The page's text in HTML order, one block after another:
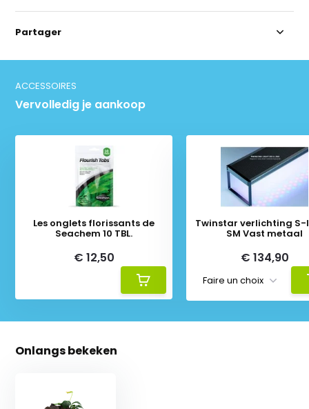
Partager
ACCESSOIRES
Vervolledig je aankoop
Les onglets florissants de
Seachem 10 TBL.
€ 12,50
Twinstar verlichting S-
SM Vast metaal
€ 134,90
Onlangs bekeken